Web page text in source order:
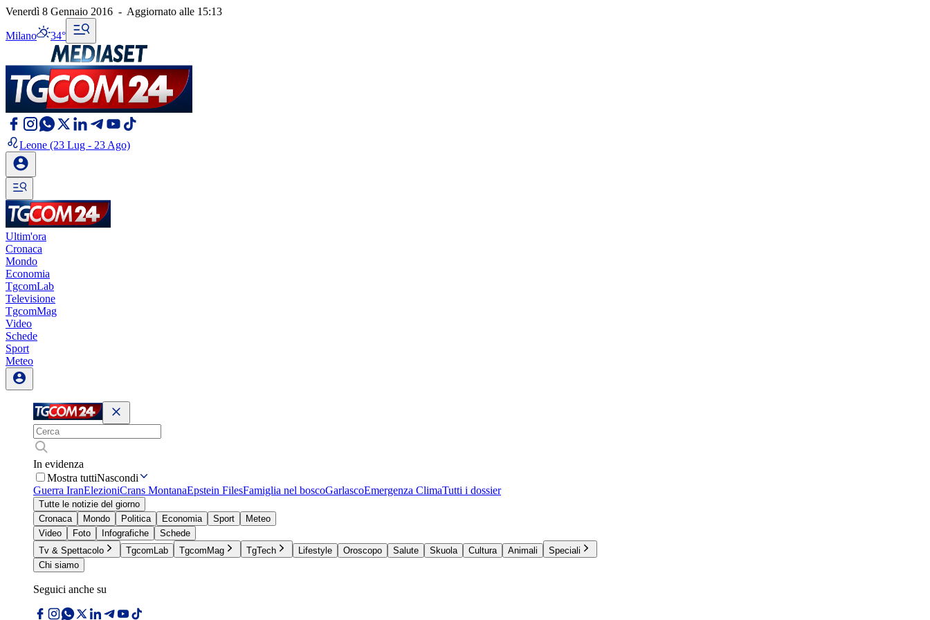
Venerdì 8 Gennaio 2016 - Aggiornato alle 15:13
Milano 34°
Leone (23 Lug - 23 Ago)
Ultim'ora
Cronaca
Mondo
Economia
TgcomLab
Televisione
TgcomMag
Video
Schede
Sport
Meteo
In evidenza
Mostra tuttiNascondi
Guerra IranElezioniCrans MontanaEpstein FilesFamiglia nel boscoGarlascoEmergenza ClimaTutti i dossier
Tutte le notizie del giorno
Cronaca
Mondo Politica Economia Sport
Meteo
Video
Foto Infografiche
Schede
Tv & Spettacolo
TgcomLab TgcomMag TgTech Lifestyle Oroscopo Salute Skuola Cultura Animali
Speciali
Chi siamo
Seguici anche su